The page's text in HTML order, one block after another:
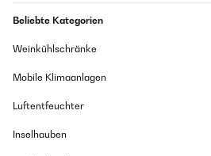
Beliebte Kategorien
Weinkühlschränke
Mobile Klimaanlagen
Luftentfeuchter
Inselhauben